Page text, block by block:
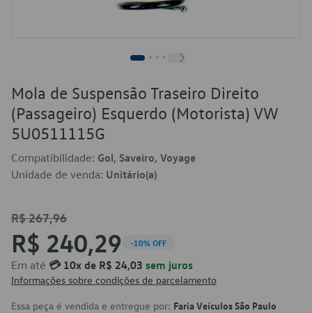
Mola de Suspensão Traseiro Direito
(Passageiro) Esquerdo (Motorista) VW
5U0511115G
Compatibilidade: Gol, Saveiro, Voyage
Unidade de venda: Unitário(a)
R$ 267,96
R$ 240,29 -10% OFF
Em até 💳 10x de R$ 24,03 sem juros
Informações sobre condições de parcelamento
Essa peça é vendida e entregue por: Faria Veículos São Paulo